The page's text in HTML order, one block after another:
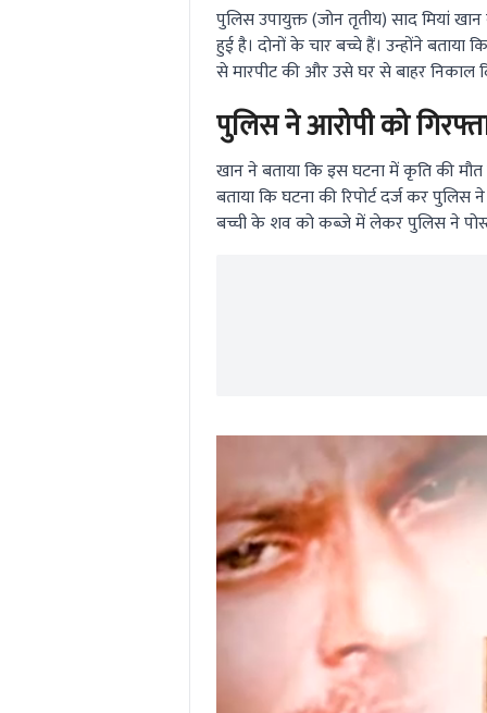
पुलिस उपायुक्त (जोन तृतीय) साद मियां खान
हुई है। दोनों के चार बच्चे हैं। उन्होंने बताया
से मारपीट की और उसे घर से बाहर निकाल
पुलिस ने आरोपी को
खान ने बताया कि इस घटना में कृति की
बताया कि घटना की रिपोर्ट दर्ज कर
बच्ची के शव को कब्जे में लेकर पुलिस ने